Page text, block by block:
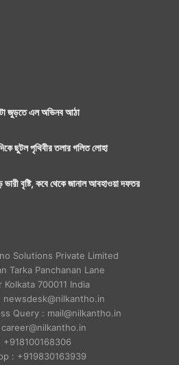
জুড়তে এল অভিনব আঠা
ছুটল পৃথিবীর তলার গলিত লোহা
ভারী বৃষ্টি, কবে থেকে জানাল আবহাওয়া দফতর
Solutions Private Limited
Tarka Panchanan Lane
Kolkata 700011 India
newsdesk@nilkantho.in
Query : mail@nilkantho.in
+918100168306
: +919830163939